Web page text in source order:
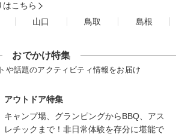
はこちら
山口 鳥取 島根
おでかけ特集
や話題のアクティビティ情報をお届け
アウトドア特集
キャンプ場、グランピングからBBQ、アス
レチックまで！非日常体験を存分に堪能で